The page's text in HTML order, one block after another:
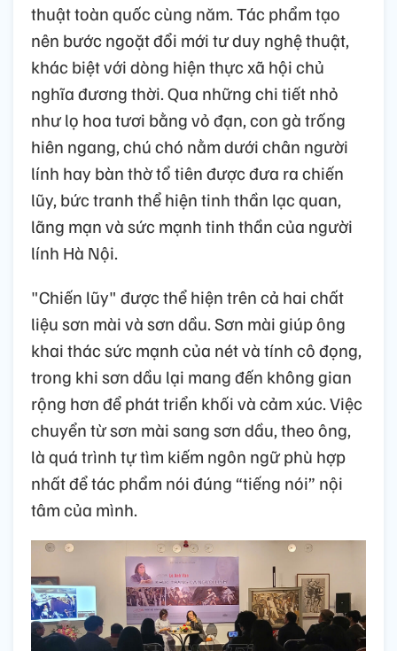
thuật toàn quốc cùng năm. Tác phẩm tạo
nên bước ngoặt đổi mới tư duy nghệ thuật,
khác biệt với dòng hiện thực xã hội chủ
nghĩa đương thời. Qua những chi tiết nhỏ
như lọ hoa tươi bằng vỏ đạn, con gà trống
hiên ngang, chú chó nằm dưới chân người
lính hay bàn thờ tổ tiên được đưa ra chiến
lũy, bức tranh thể hiện tinh thần lạc quan,
lãng mạn và sức mạnh tinh thần của người
lính Hà Nội.
"Chiến lũy" được thể hiện trên cả hai chất
liệu sơn mài và sơn dầu. Sơn mài giúp ông
khai thác sức mạnh của nét và tính cô đọng,
trong khi sơn dầu lại mang đến không gian
rộng hơn để phát triển khối và cảm xúc. Việc
chuyển từ sơn mài sang sơn dầu, theo ông,
là quá trình tự tìm kiếm ngôn ngữ phù hợp
nhất để tác phẩm nói đúng “tiếng nói” nội
tâm của mình.